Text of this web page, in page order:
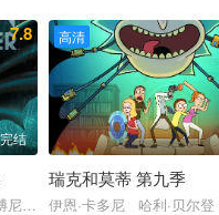
特
7.8
完结
尼拉 克里斯托·乔伊·布朗 约翰
高清
瑞克和莫蒂 第九季
伊恩·卡多尼 哈利·贝尔